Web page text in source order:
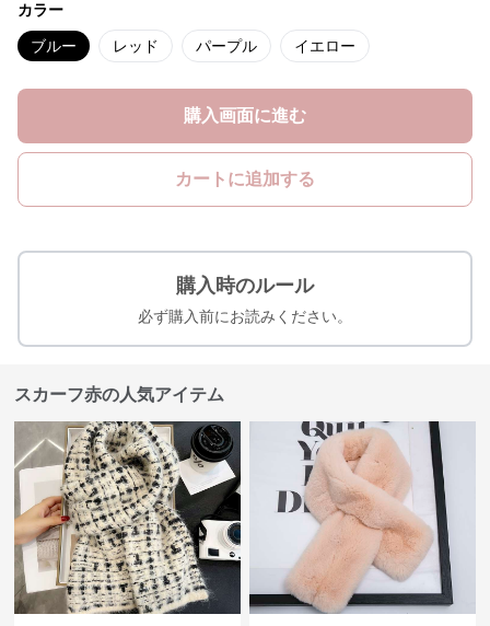
カラー
ブルー レッド パープル イエロー
購入画面に進む
カートに追加する
購入時のルール
必ず購入前にお読みください。
スカーフ赤の人気アイテム